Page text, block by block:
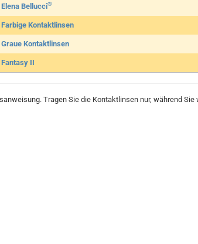
Elena Bellucci®
Farbige Kontaktlinsen
Graue Kontaktlinsen
Fantasy II
Tragen Sie die Kontaktlinsen nur, während Sie